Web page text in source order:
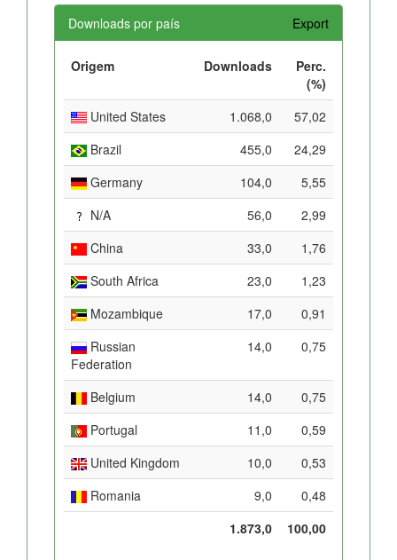
Downloads por país Export
Origem Downloads
Perc.
(%)
United States
1.068,0
57,02
Brazil
455,0
24,29
Germany
104,0
5,55
N/A
56,0
2,99
China
33,0
1,76
South Africa
23,0
1,23
Mozambique
17,0
0,91
Russian
Federation
14,0 0,75
Belgium 14,0
0,75
Portugal
11,0
0,59
United Kingdom
10,0
0,53
Romania
9,0
0,48
1.873,0
100,00